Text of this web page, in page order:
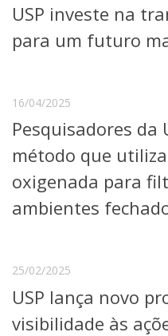
Telefones e Mapas
Educação a distância
Cursos de Extensão
Pesquisa e Inovação
Linhas de Pesquisa
Centros, Núcleos e
Pós-doutorado
Projetos, Programas e
Artes, Cultura e Esportes
USP investe na
para um futuro
16/04/2025
Pesquisadores da
método que
oxigenada para
ambientes
25/02/2025
USP lança novo
visibilidade às